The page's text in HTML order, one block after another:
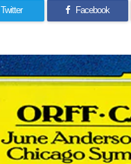
Twitter Facebook